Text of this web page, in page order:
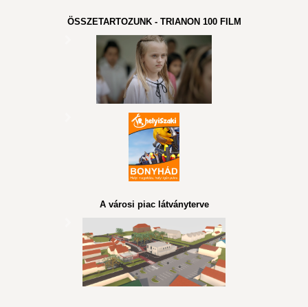
ÖSSZETARTOZUNK - TRIANON 100 FILM
A városi piac látványterve